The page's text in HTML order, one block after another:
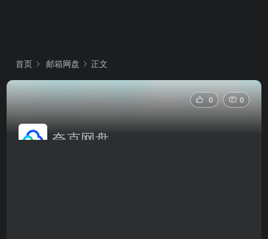
首页 邮箱网盘 正文
0 0
夸克网盘